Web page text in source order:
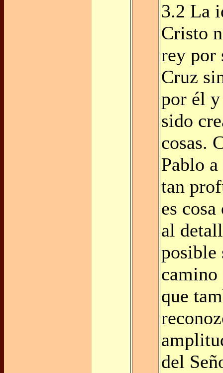
3.2 La
Cristo
rey por
Cruz
por él y
sido
cosas.
Pablo
tan
es cosa
al
posible
camino
que
del